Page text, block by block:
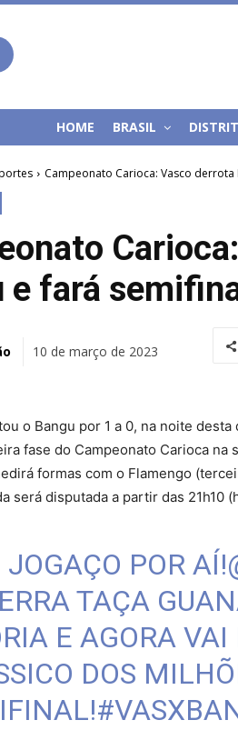
HOME BRASIL
Campeonato Carioca: Vasco
e fará
10 de março de 2023
o Bangu por 1 a 0, na noite
fase do Campeonato Carioca
formas com o Flamengo
será disputada a partir das 21h10
POR AÍ!
TAÇA
E AGORA VAI
DOS